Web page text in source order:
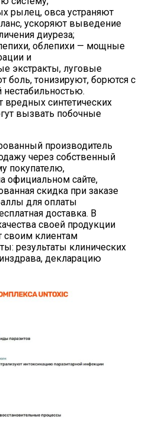
рылец, овса устраняют
ускоряют выведение
диуреза;
облепихи — мощные
и
экстракты, луговые
боль, тонизируют, борются с
синтетических
вызвать побочные
производитель
через собственный
покупателю,
официальном сайте,
скидка при заказе
для оплаты
доставка. В
своей продукции
своим клиентам
результаты клинических
декларацию